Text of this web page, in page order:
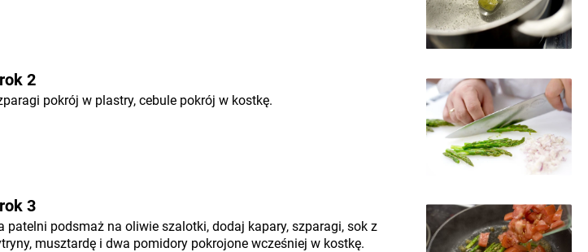
2
pokrój w plastry, cebule pokrój w kostkę.
3
patelni podsmaż na oliwie szalotki, dodaj kapary, szparagi, sok z
musztardę i dwa pomidory pokrojone wcześniej w kostkę.